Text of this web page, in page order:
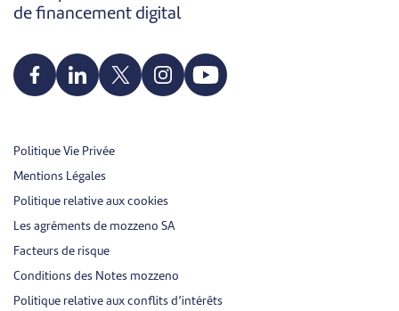
de financement digital
Politique Vie Privée
Mentions Légales
Politique relative aux cookies
Les agréments de mozzeno SA
Facteurs de risque
Conditions des Notes mozzeno
Politique relative aux conflits d’intérêts